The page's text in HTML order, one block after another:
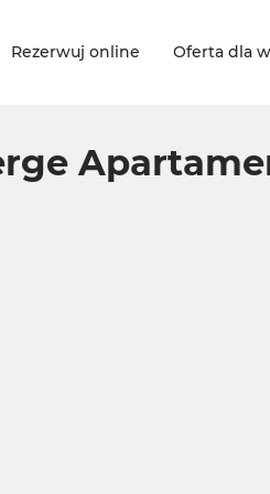
Rezerwuj online Oferta dla